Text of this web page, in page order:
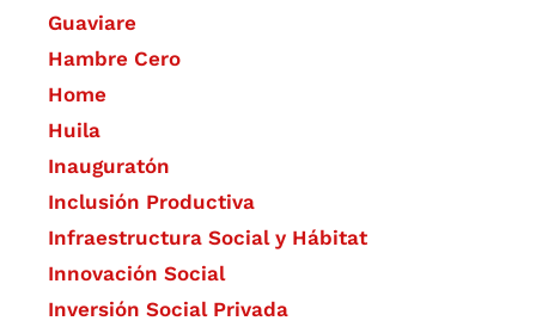
Guaviare
Hambre Cero
Home
Huila
Inauguratón
Inclusión Productiva
Infraestructura Social y Hábitat
​Innovación Social
Inversión Social Privada